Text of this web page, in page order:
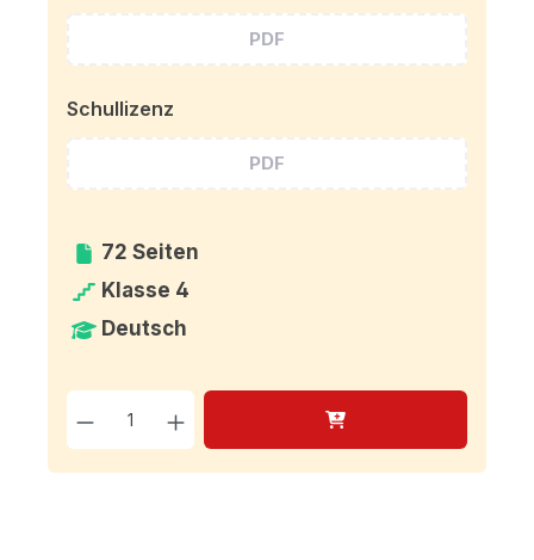
PDF
Schullizenz
PDF
72 Seiten
Klasse 4
Deutsch
Produkt Anzahl: Gib den